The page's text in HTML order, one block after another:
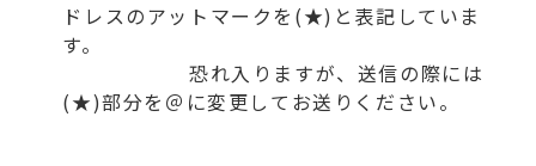
ドレスのアットマークを(★)と表記していま
す。
恐れ入りますが、送信の際には
(★)部分を＠に変更してお送りください。